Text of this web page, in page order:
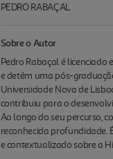
PEDRO RABAÇAL
Sobre o Autor
Pedro Rabaçal é licenciado
e detém uma pós-
Universidade Nova de
contribuiu para o
Ao longo do seu percurso,
reconhecida profundidade.
e contextualizado sobre a